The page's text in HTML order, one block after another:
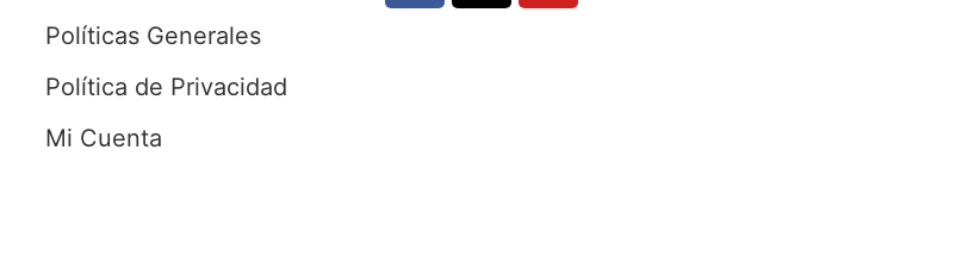
Políticas Generales
Política de Privacidad
Mi Cuenta